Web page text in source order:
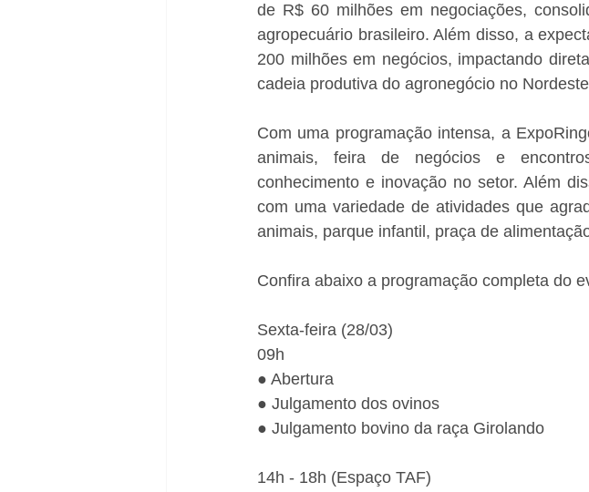
de R$ 60 milhões em negociações,
agropecuário brasileiro. Além disso, a
200 milhões em negócios, impactando
cadeia produtiva do agronegócio no
Com uma programação intensa, a
animais, feira de negócios e
conhecimento e inovação no setor. Além
com uma variedade de atividades que
animais, parque infantil, praça de
Confira abaixo a programação completa do
Sexta-feira (28/03)
09h
● Abertura
● Julgamento dos ovinos
● Julgamento bovino da raça Girolando
14h - 18h (Espaço TAF)